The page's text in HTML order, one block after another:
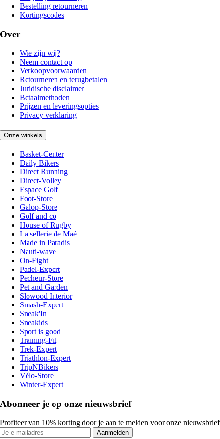
Bestelling retourneren
Kortingscodes
Over
Wie zijn wij?
Neem contact op
Verkoopvoorwaarden
Retourneren en terugbetalen
Juridische disclaimer
Betaalmethoden
Prijzen en leveringsopties
Privacy verklaring
Onze winkels
Basket-Center
Daily Bikers
Direct Running
Direct-Volley
Espace Golf
Foot-Store
Galop-Store
Golf and co
House of Rugby
La sellerie de Maé
Made in Paradis
Nauti-wave
On-Fight
Padel-Expert
Pecheur-Store
Pet and Garden
Slowood Interior
Smash-Expert
Sneak'In
Sneakids
Sport is good
Training-Fit
Trek-Expert
Triathlon-Expert
TripNBikers
Vélo-Store
Winter-Expert
Abonneer je op onze nieuwsbrief
Profiteer van 10% korting door je aan te melden voor onze nieuwsbrief
Aanmelden